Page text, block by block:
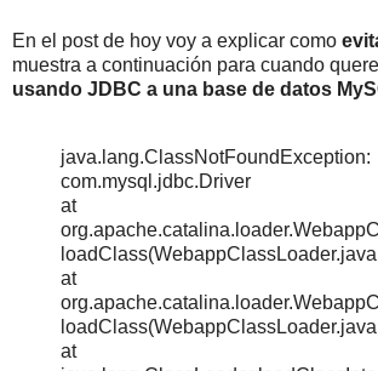
En el post de hoy voy a explicar como
muestra a continuación para cuando
usando JDBC a una base de datos
java.lang.ClassNotFoundException:
com.mysql.jdbc.Driver
at
at
at